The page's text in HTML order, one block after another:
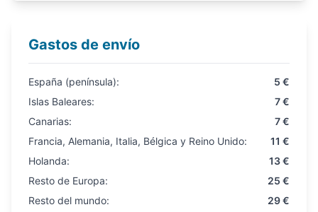
Gastos de envío
España (península):
5 €
Islas Baleares:
7 €
Canarias:
7 €
Francia, Alemania, Italia, Bélgica y Reino Unido:
11 €
Holanda:
13 €
Resto de Europa:
25 €
Resto del mundo:
29 €